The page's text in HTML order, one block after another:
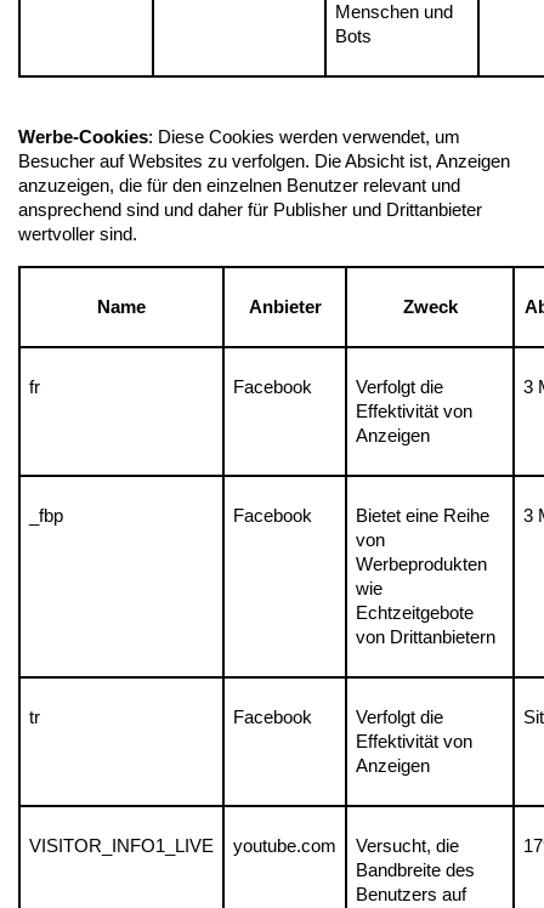
Menschen und
Bots
Werbe-Cookies: Diese Cookies werden verwendet, um
Besucher auf Websites zu verfolgen. Die Absicht ist, Anzeigen
anzuzeigen, die für den einzelnen Benutzer relevant und
ansprechend sind und daher für Publisher und Drittanbieter
wertvoller sind.
Name Anbieter Zweck
fr Facebook
Verfolgt die
Effektivität von
Anzeigen
3
_fbp Facebook
Bietet eine Reihe
von
Werbeprodukten
wie
Echtzeitgebote
von Drittanbietern
3
tr Facebook
Verfolgt die
Effektivität von
Anzeigen
VISITOR_INFO1_LIVE youtube.com
Versucht, die
Bandbreite des
Benutzers auf